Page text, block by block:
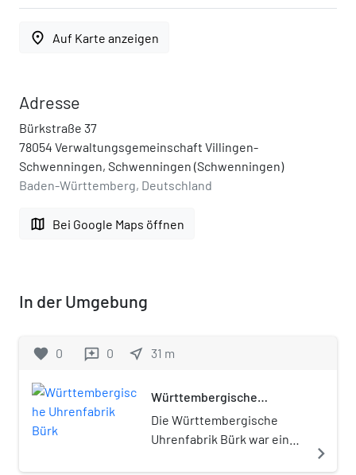
place Auf Karte anzeigen
Adresse
Bürkstraße 37
78054 Verwaltungsgemeinschaft Villingen-
Schwenningen, Schwenningen (Schwenningen)
Baden-Württemberg, Deutschland
map Bei Google Maps öffnen
In der Umgebung
favorite 0 reviews 0 near_me 31 m
Württembergische
Die Württembergische
Uhrenfabrik Bürk war eines
navigate_next